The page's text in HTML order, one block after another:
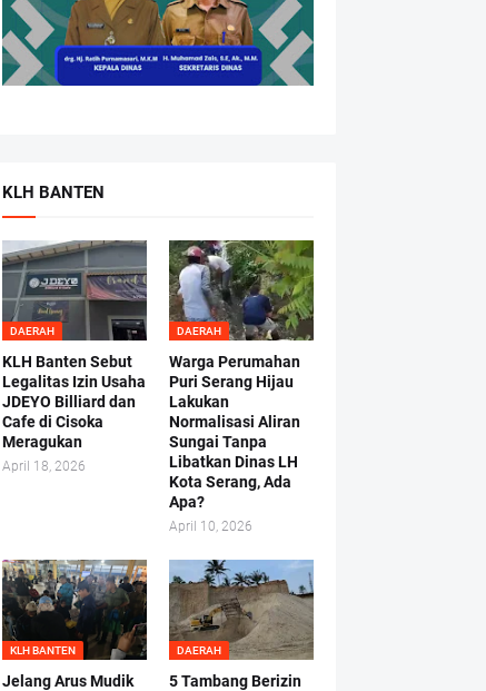
KLH BANTEN
DAERAH
KLH Banten Sebut
Legalitas Izin Usaha
JDEYO Billiard dan
Cafe di Cisoka
Meragukan
April 18, 2026
DAERAH
Warga Perumahan
Puri Serang Hijau
Lakukan
Normalisasi Aliran
Sungai Tanpa
Libatkan Dinas LH
Kota Serang, Ada
Apa?
April 10, 2026
KLH BANTEN
Jelang Arus Mudik
DAERAH
5 Tambang Berizin